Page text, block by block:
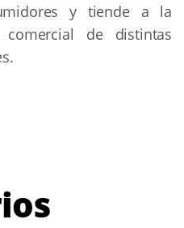
y tiende a la
de distintas